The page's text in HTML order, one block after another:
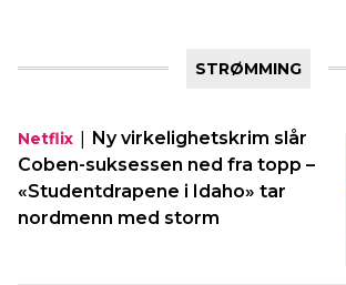
STRØMMING
Netflix | Ny virkelighetskrim slår
Coben-suksessen ned fra topp –
«Studentdrapene i Idaho» tar
nordmenn med storm